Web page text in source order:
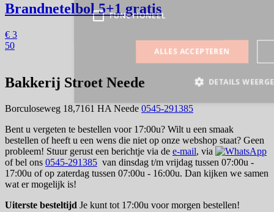
Brandnetelbol 5+1 gratis
€ 3
50
Bakkerij Stroet Neede
Borculoseweg 18,7161 HA Neede 0545-291385
Bent u vergeten te bestellen voor 17:00u? Wilt u een smaak
bestellen of heeft u een wens die niet op onze webshop staat? Geen
probleem! Stuur gerust een berichtje via de e-mail, via
of bel ons 0545-291385 van dinsdag t/m vrijdag tussen 07:00u -
17:00u of op zaterdag tussen 07:00u - 16:00u. Dan kijken we samen
wat er mogelijk is!
Uiterste besteltijd Je kunt tot 17:00u voor morgen bestellen!